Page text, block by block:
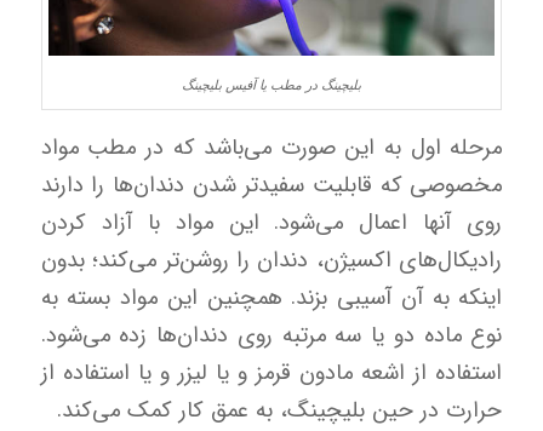
بلیچینگ در مطب یا آفیس بلیچینگ
مرحله اول به این صورت می‌باشد که در مطب مواد
مخصوصی که قابلیت سفیدتر شدن دندان‌ها را دارند
روی آنها اعمال می‌شود. این مواد با آزاد کردن
رادیکال‌های اکسیژن، دندان را روشن‌تر می‌کند؛ بدون
اینکه به آن آسیبی بزند. همچنین این مواد بسته به
نوع ماده دو یا سه مرتبه روی دندان‌ها زده می‌شود.
استفاده از اشعه مادون قرمز و یا لیزر و یا استفاده از
حرارت در حین بلیچینگ، به عمق کار کمک می‌کند.